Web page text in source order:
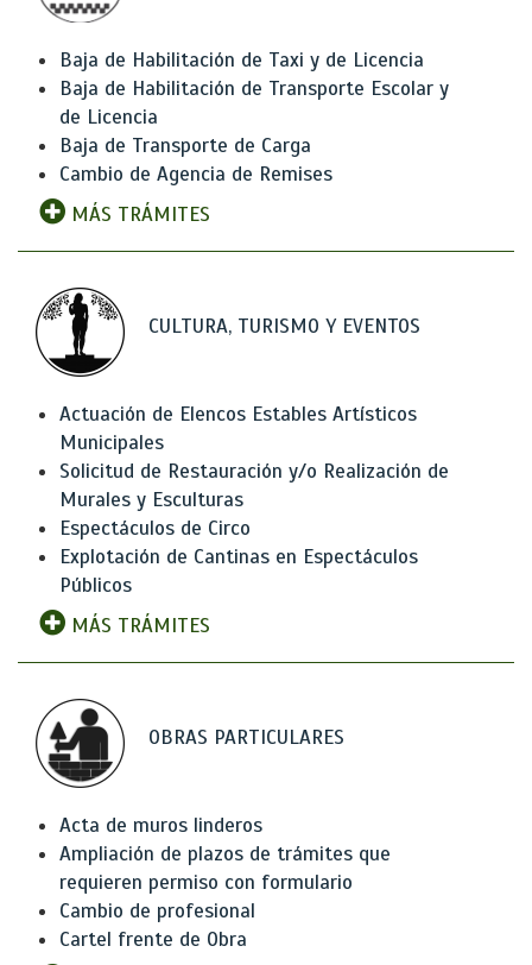
Baja de Habilitación de Taxi y de Licencia
Baja de Habilitación de Transporte Escolar y
de Licencia
Baja de Transporte de Carga
Cambio de Agencia de Remises
MÁS TRÁMITES
CULTURA, TURISMO Y EVENTOS
Actuación de Elencos Estables Artísticos
Municipales
Solicitud de Restauración y/o Realización de
Murales y Esculturas
Espectáculos de Circo
Explotación de Cantinas en Espectáculos
Públicos
MÁS TRÁMITES
OBRAS PARTICULARES
Acta de muros linderos
Ampliación de plazos de trámites que
requieren permiso con formulario
Cambio de profesional
Cartel frente de Obra